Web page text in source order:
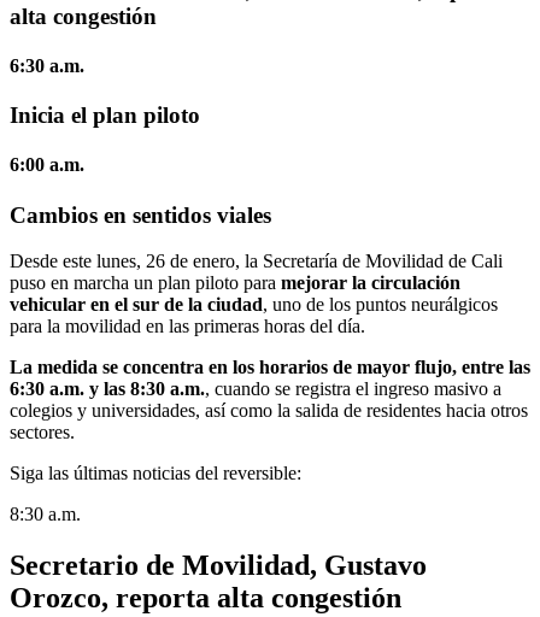
alta congestión
6:30 a.m.
Inicia el plan piloto
6:00 a.m.
Cambios en sentidos viales
Desde este lunes, 26 de enero, la Secretaría de Movilidad de Cali
puso en marcha un plan piloto para mejorar la circulación
vehicular en el sur de la ciudad, uno de los puntos neurálgicos
para la movilidad en las primeras horas del día.
La medida se concentra en los horarios de mayor flujo, entre las
6:30 a.m. y las 8:30 a.m., cuando se registra el ingreso masivo a
colegios y universidades, así como la salida de residentes hacia otros
sectores.
Siga las últimas noticias del reversible:
8:30 a.m.
Secretario de Movilidad, Gustavo
Orozco, reporta alta congestión